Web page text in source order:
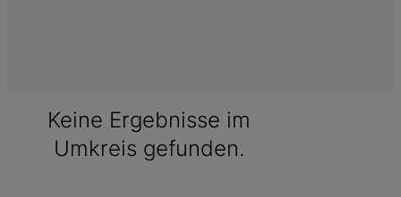
Keine Ergebnisse im
Umkreis gefunden.